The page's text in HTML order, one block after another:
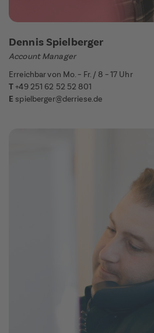
Dennis Spielberger
Account Manager
Erreichbar von Mo. – Fr. / 8 – 17 Uhr
T+49 251 62 52 52 801
E spielberger@derriese.de